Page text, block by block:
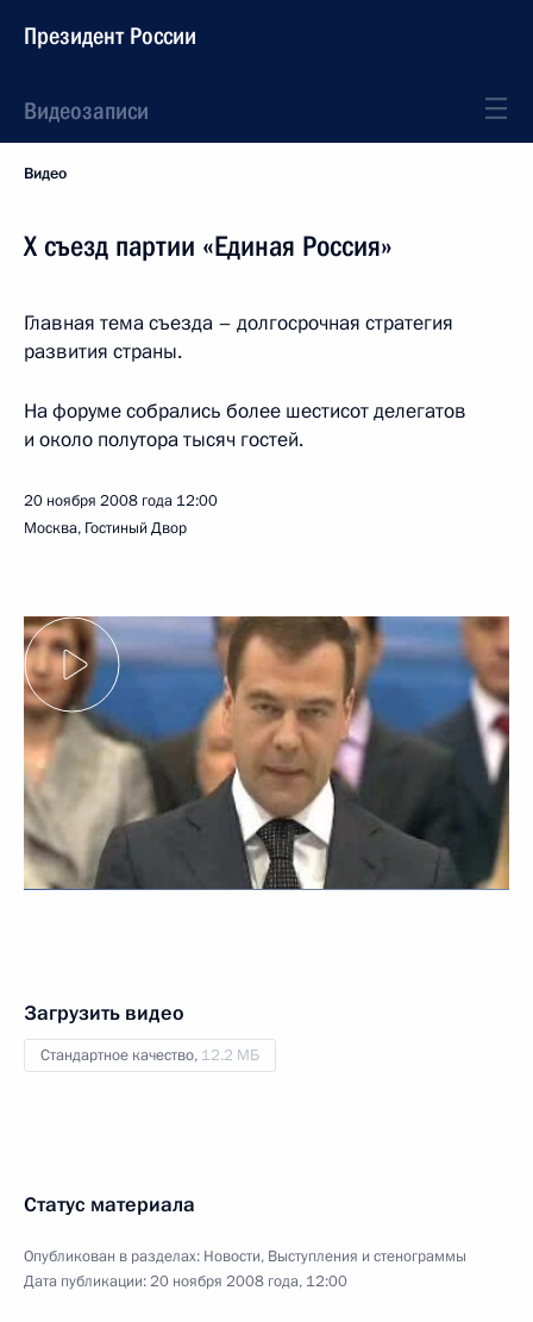
Президент России
Видеозаписи
Видео
Х съезд партии «Единая Россия»
Главная тема съезда – долгосрочная стратегия
развития страны.
На форуме собрались более шестисот делегатов
и около полутора тысяч гостей.
20 ноября 2008 года 12:00
Москва, Гостиный Двор
Загрузить видео
Стандартное качество, 12.2 МБ
Статус материала
Опубликован в разделах: Новости, Выступления и стенограммы
Дата публикации:20 ноября 2008 года, 12:00